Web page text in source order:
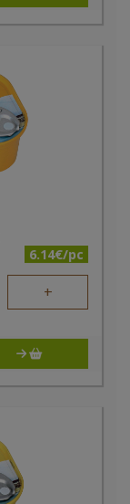
6.14€/pc
+